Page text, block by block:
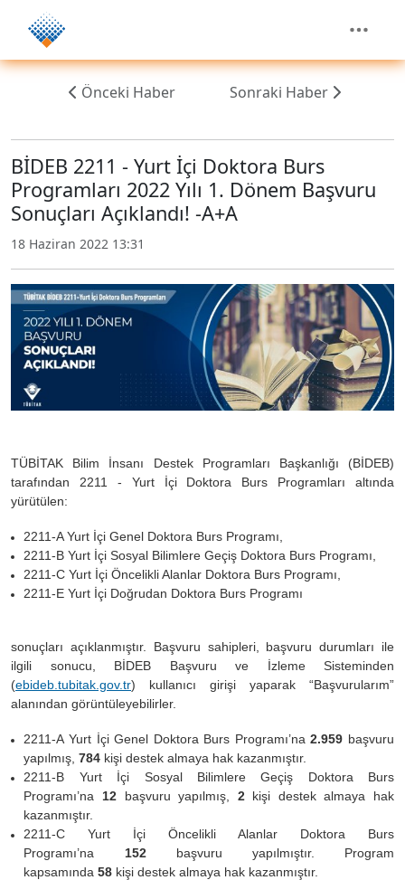
Önceki Haber Sonraki Haber
BİDEB 2211 - Yurt İçi Doktora Burs
Programları 2022 Yılı 1. Dönem Başvuru
Sonuçları Açıklandı! -A+A
18 Haziran 2022 13:31
TÜBİTAK Bilim İnsanı Destek Programları Başkanlığı (BİDEB)
tarafından 2211 - Yurt İçi Doktora Burs Programları altında
yürütülen:
2211-A Yurt İçi Genel Doktora Burs Programı,
2211-B Yurt İçi Sosyal Bilimlere Geçiş Doktora Burs Programı,
2211-C Yurt İçi Öncelikli Alanlar Doktora Burs Programı,
2211-E Yurt İçi Doğrudan Doktora Burs Programı
sonuçları açıklanmıştır. Başvuru sahipleri, başvuru durumları ile
ilgili sonucu, BİDEB Başvuru ve İzleme Sisteminden
(ebideb.tubitak.gov.tr) kullanıcı girişi yaparak “Başvurularım”
alanından görüntüleyebilirler.
2211-A Yurt İçi Genel Doktora Burs Programı’na2.959 başvuru
yapılmış,784 kişi destek almaya hak kazanmıştır.
2211-B Yurt İçi Sosyal Bilimlere Geçiş Doktora Burs
Programı’na 12 başvuru yapılmış, 2kişi destek almaya hak
kazanmıştır.
2211-C Yurt İçi Öncelikli Alanlar Doktora Burs
Programı’na 152 başvuru yapılmıştır. Program
kapsamında58 kişi destek almaya hak kazanmıştır.